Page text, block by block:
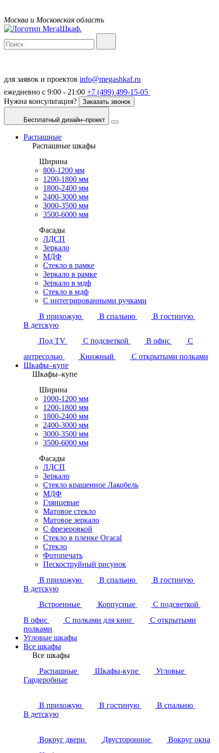
Москва и Московская область
для заявок и проектов info@megashkaf.ru
ежедневно с 9:00 - 21:00 +7 (499) 499-15-05
Нужна консультация?
Заказать звонок
Бесплатный дизайн–проект
Распашные
Распашные шкафы
Ширина
800-1200 мм
1200-1800 мм
1800-2400 мм
2400-3000 мм
3000-3500 мм
3500-6000 мм
Фасады
ЛДСП
Зеркало
МДФ
Стекло в рамке
Зеркало в рамке
Зеркало в мдф
Стекло в мдф
С интегрированными ручками
В прихожую
В спальню
В гостиную
В детскую
Под TV
С подсветкой В офис
С
антресолью
Книжный
С открытыми полками
Шкафы–купе
Шкафы–купе
Ширина
1000-1200 мм
1200-1800 мм
1800-2400 мм
2400-3000 мм
3000-3500 мм
3500-6000 мм
Фасады
ЛДСП
Зеркало
Стекло крашенное Лакобель
МДФ
Глянцевые
Матовое стекло
Матовое зеркало
С фрезеровкой
Стекло в пленке Огасаl
Стекло
Фотопечать
Пескоструйный рисунок
В прихожую
В спальню
В гостиную
В детскую
Встроенные
Корпусные
С подсветкой
В офис
С полками для книг
С открытыми
полками
Угловые шкафы
Все шкафы
Все шкафы
Распашные
Шкафы-купе
Угловые
Гардеробные
В прихожую В гостиную
В спальню
В детскую
Вокруг двери Двусторонние
Вокруг окна